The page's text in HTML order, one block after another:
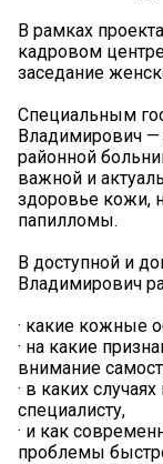
В рамках
кадровом
заседание
Специальным
Владимирович —
районной
важной и
здоровье кожи,
папилломы.
В доступной и
Владимирович
· какие кожные
· на какие
внимание
· в каких
специалисту,
· и как
проблемы